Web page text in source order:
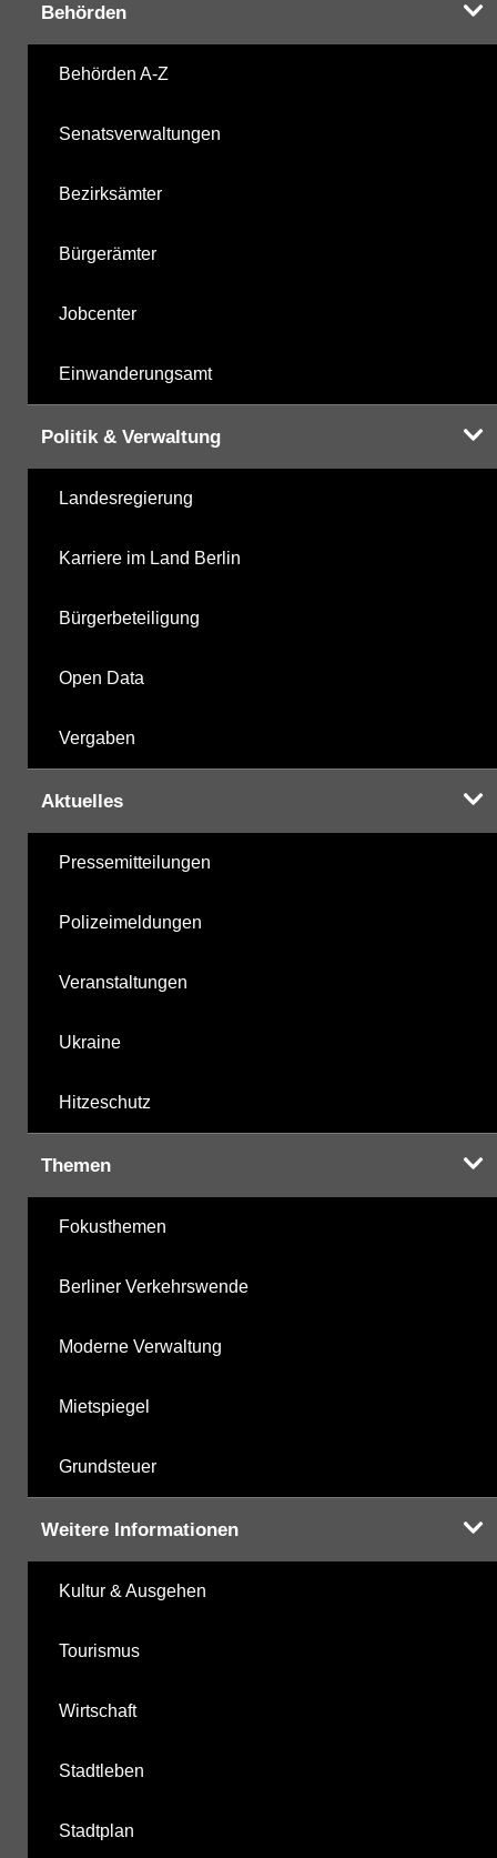
Behörden
Behörden A-Z
Senatsverwaltungen
Bezirksämter
Bürgerämter
Jobcenter
Einwanderungsamt
Politik & Verwaltung
Landesregierung
Karriere im Land Berlin
Bürgerbeteiligung
Open Data
Vergaben
Aktuelles
Pressemitteilungen
Polizeimeldungen
Veranstaltungen
Ukraine
Hitzeschutz
Themen
Fokusthemen
Berliner Verkehrswende
Moderne Verwaltung
Mietspiegel
Grundsteuer
Weitere Informationen
Kultur & Ausgehen
Tourismus
Wirtschaft
Stadtleben
Stadtplan